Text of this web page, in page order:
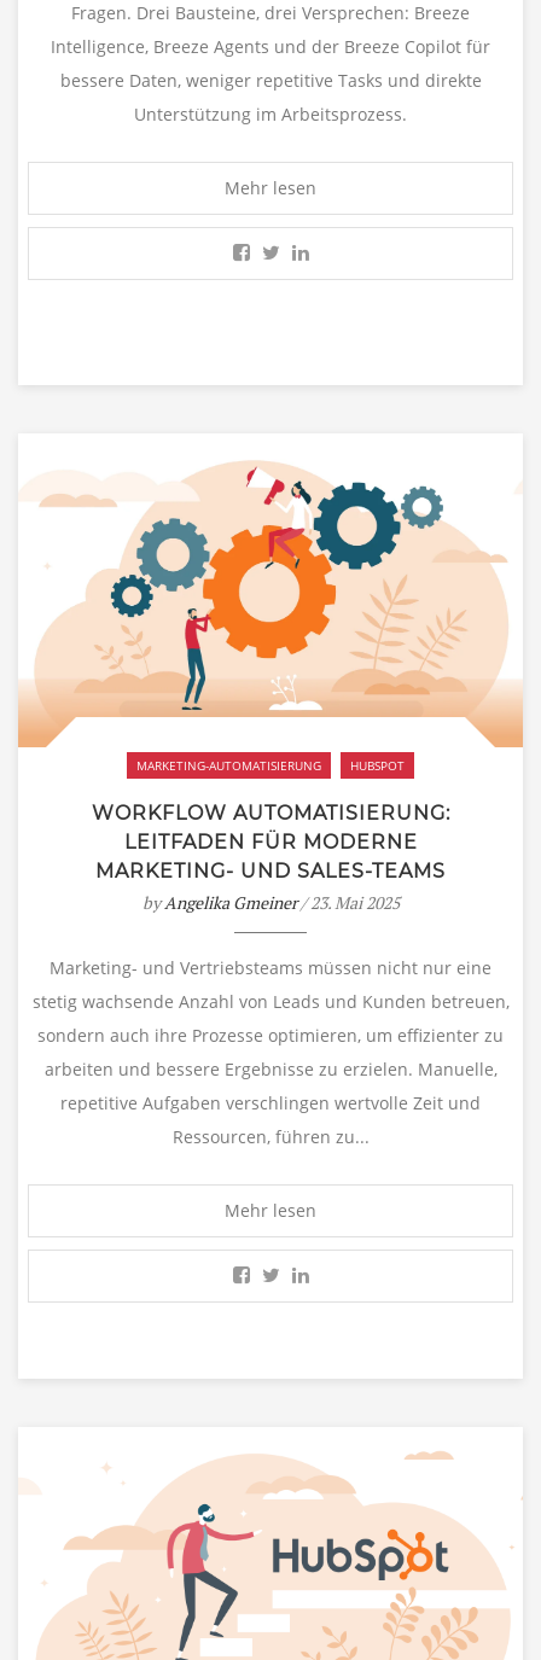
Fragen. Drei Bausteine, drei Versprechen: Breeze
Intelligence, Breeze Agents und der Breeze Copilot für
bessere Daten, weniger repetitive Tasks und direkte
Unterstützung im Arbeitsprozess.
Mehr lesen
MARKETING-AUTOMATISIERUNG HUBSPOT
WORKFLOW AUTOMATISIERUNG:
LEITFADEN FÜR MODERNE
MARKETING- UND SALES-TEAMS
byAngelika Gmeiner/ 23. Mai 2025
Marketing- und Vertriebsteams müssen nicht nur eine
stetig wachsende Anzahl von Leads und Kunden betreuen,
sondern auch ihre Prozesse optimieren, um effizienter zu
arbeiten und bessere Ergebnisse zu erzielen. Manuelle,
repetitive Aufgaben verschlingen wertvolle Zeit und
Ressourcen, führen zu...
Mehr lesen